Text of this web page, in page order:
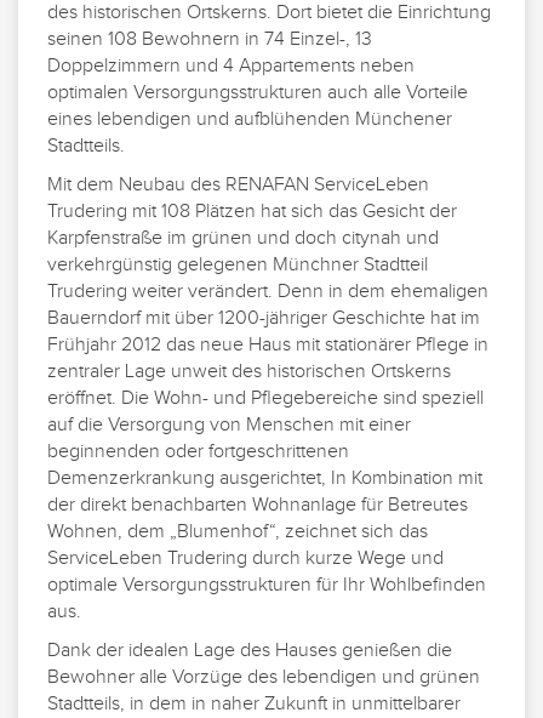
des historischen Ortskerns. Dort bietet die Einrichtung
seinen 108 Bewohnern in 74 Einzel-, 13
Doppelzimmern und 4 Appartements neben
optimalen Versorgungsstrukturen auch alle Vorteile
eines lebendigen und aufblühenden Münchener
Stadtteils.
Mit dem Neubau des RENAFAN ServiceLeben
Trudering mit 108 Plätzen hat sich das Gesicht der
Karpfenstraße im grünen und doch citynah und
verkehrgünstig gelegenen Münchner Stadtteil
Trudering weiter verändert. Denn in dem ehemaligen
Bauerndorf mit über 1200-jähriger Geschichte hat im
Frühjahr 2012 das neue Haus mit stationärer Pflege in
zentraler Lage unweit des historischen Ortskerns
eröffnet. Die Wohn- und Pflegebereiche sind speziell
auf die Versorgung von Menschen mit einer
beginnenden oder fortgeschrittenen
Demenzerkrankung ausgerichtet, In Kombination mit
der direkt benachbarten Wohnanlage für Betreutes
Wohnen, dem „Blumenhof“, zeichnet sich das
ServiceLeben Trudering durch kurze Wege und
optimale Versorgungsstrukturen für Ihr Wohlbefinden
aus.
Dank der idealen Lage des Hauses genießen die
Bewohner alle Vorzüge des lebendigen und grünen
Stadtteils, in dem in naher Zukunft in unmittelbarer